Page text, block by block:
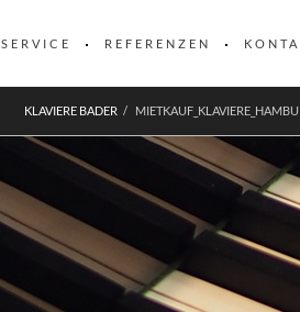
SERVICE REFERENZEN
KLAVIERE BADER